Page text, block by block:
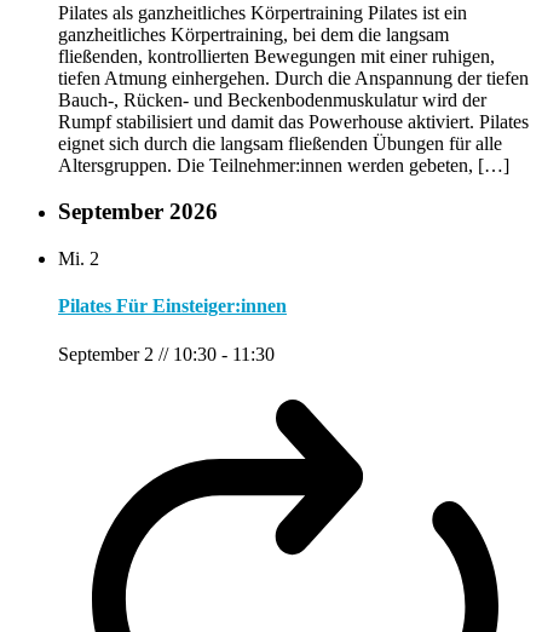
Pilates als ganzheitliches Körpertraining Pilates ist ein
ganzheitliches Körpertraining, bei dem die langsam
fließenden, kontrollierten Bewegungen mit einer ruhigen,
tiefen Atmung einhergehen. Durch die Anspannung der tiefen
Bauch-, Rücken- und Beckenbodenmuskulatur wird der
Rumpf stabilisiert und damit das Powerhouse aktiviert. Pilates
eignet sich durch die langsam fließenden Übungen für alle
Altersgruppen. Die Teilnehmer:innen werden gebeten, […]
September 2026
Mi. 2
Pilates Für Einsteiger:innen
September 2 // 10:30 - 11:30